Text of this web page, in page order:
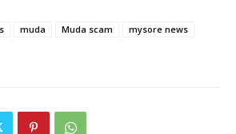
muda Muda scam
mysore news